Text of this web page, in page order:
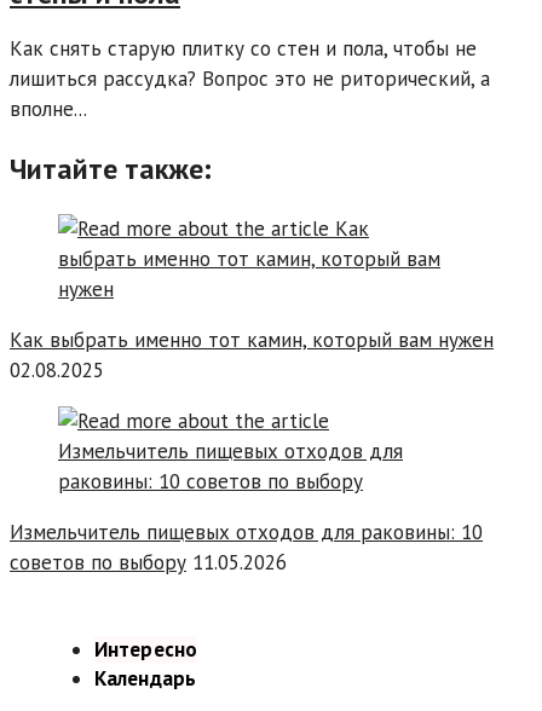
Как снять старую плитку со стен и пола, чтобы не
лишиться рассудка? Вопрос это не риторический, а
вполне...
Читайте также:
Как выбрать именно тот камин, который вам нужен
02.08.2025
Измельчитель пищевых отходов для раковины: 10
советов по выбору 11.05.2026
Интересно
Календарь